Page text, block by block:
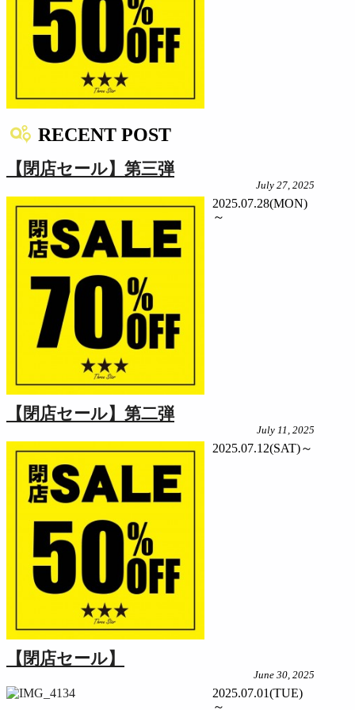
RECENT POST
【閉店セール】第三弾
July 27, 2025
2025.07.28(MON)
～
【閉店セール】第二弾
July 11, 2025
2025.07.12(SAT)～
【閉店セール】
June 30, 2025
2025.07.01(TUE)
～